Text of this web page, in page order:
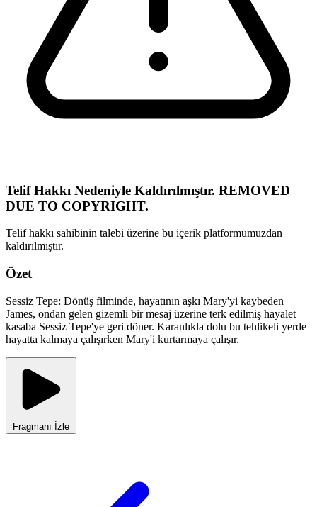
Telif Hakkı Nedeniyle Kaldırılmıştır. REMOVED
DUE TO COPYRIGHT.
Telif hakkı sahibinin talebi üzerine bu içerik platformumuzdan
kaldırılmıştır.
Özet
Sessiz Tepe: Dönüş filminde, hayatının aşkı Mary'yi kaybeden
James, ondan gelen gizemli bir mesaj üzerine terk edilmiş hayalet
kasaba Sessiz Tepe'ye geri döner. Karanlıkla dolu bu tehlikeli yerde
hayatta kalmaya çalışırken Mary'i kurtarmaya çalışır.
Fragmanı İzle